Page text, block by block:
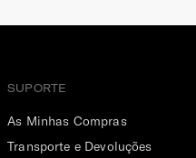
SUPORTE
As Minhas Compras
Transporte e Devoluções